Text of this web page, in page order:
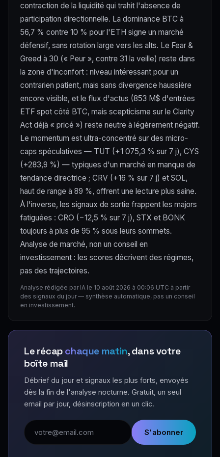
contraction de la liquidité qui trahit l'absence de
participation directionnelle. La dominance BTC à
56,7 % contre 10 % pour l'ETH signe un marché
défensif, sans rotation large vers les alts. Le Fear &
Greed à 30 (« Peur », contre 31 la veille) reste dans
la zone d'inconfort : niveau intéressant pour un
contrarien patient, mais sans divergence haussière
encore visible, et le flux d'actus (853 M$ d'entrées
ETF spot côté BTC, mais scepticisme sur le Clarity
Act déjà « pricé ») reste neutre à légèrement négatif.
Le momentum est ultra-concentré sur des micro-
caps spéculatives — TUT (+1 075,3 % sur 7 j), CYS
(+283,9 %) — typiques d'un marché en manque de
tendance directrice ; CRV (+16 % sur 7 j) et SOL,
haut de range à 89 %, offrent une lecture plus saine.
À l'inverse, les signaux de sortie frappent les majors
fatiguées : CRO (−12,5 % sur 7 j), STX et BONK
toujours à plus de 95 % sous leurs sommets.
Analyse de marché, non un conseil en
investissement : les scores décrivent des régimes,
pas des trajectoires.
Analyse rédigée par IA le 10 août 2026 à 00:06 UTC à partir
des signaux du jour — synthèse automatique, pas un conseil
en investissement.
Le récapchaque matin, dans votre
boîte mail
Débrief du jour et signaux les plus forts, envoyés
dès la fin de l'analyse nocturne. Gratuit, un seul
email par jour, désinscription en un clic.
Adresse email
S'abonner